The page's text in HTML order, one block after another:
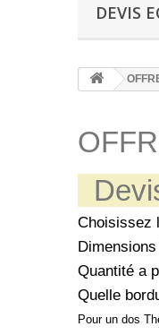
DEVIS
Choisissez
Quantité a
Quelle
Pour un dos